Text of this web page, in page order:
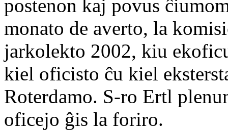
postenon kaj povus
monato de averto, la
jarkolekto 2002, kiu
kiel oficisto ĉu kiel
Roterdamo. S-ro Ertl
oficejo ĝis la foriro.